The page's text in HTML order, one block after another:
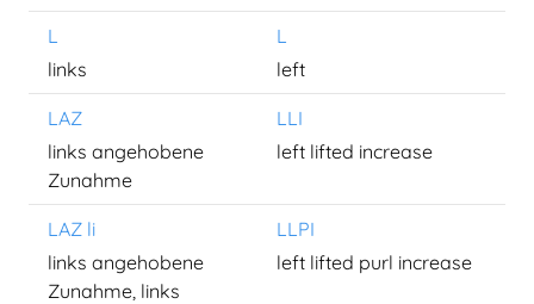
L
L
links
left
LAZ
LLI
links angehobene
Zunahme
left lifted increase
LAZ li
LLPI
links angehobene
Zunahme, links
left lifted purl increase